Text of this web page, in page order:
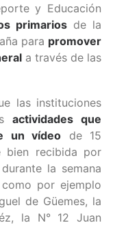
y Educación
primarios de la
para promover
a través de las
las instituciones
actividades que
un vídeo de 15
bien recibida por
la semana
por ejemplo
de Güemes, la
la N° 12 Juan